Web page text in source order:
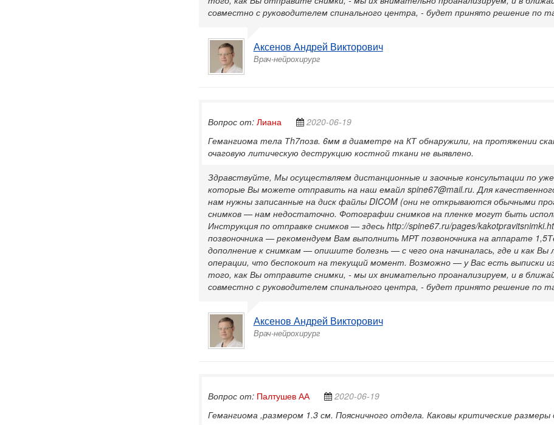
совместно с руководителем спинального центра, - будет принято решение по
Аксенов Андрей Викторович
Врач-нейрохирург
Вопрос от: Лиана
2020-06-19
Гемангиома тела Тh7позв. 6мм в диаметре на КТ обнаружили, на протяжении
очаговую литическую деструкцию костной ткани не выявлено.
Здравствуйте, Мы осуществляем дистанционные и заочные консультации по
которые Вы можете отправить на наш емайл spine67@mail.ru. Для
нам нужны записанные на диск файлы DICOM (они не открываются обычными
снимков — нам недостаточно. Фотографии снимков на пленке могут быть
Инструкция по отправке снимков — здесь http://spine67.ru/pages/
позвоночника — рекомендуем Вам выполнить МРТ позвоночника на аппарате
дополнение к снимкам — опишите болезнь — с чего она начиналась, где и как
операции, что беспокоит на текущий момент. Возможно — у Вас есть выписки из
того, как Вы отправите снимки, - мы их внимательно проанализируем, и в
совместно с руководителем спинального центра, - будет принято решение по
Аксенов Андрей Викторович
Врач-нейрохирург
Вопрос от: Палтушев АА
2020-06-19
Гемангиома ,размером 1.3 см. Поясничного отдела. Каковы критические размеры